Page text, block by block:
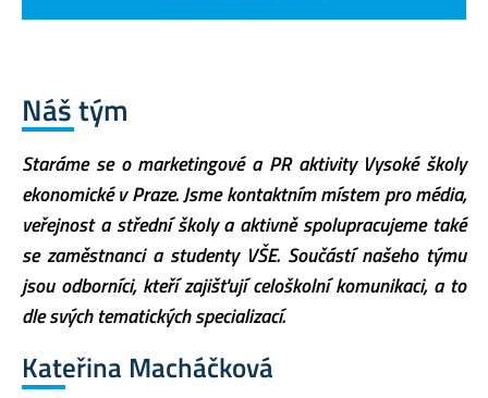
Náš tým
Staráme se o marketingové a PR aktivity Vysoké školy
ekonomické v Praze. Jsme kontaktním místem pro média,
veřejnosta střední školy a aktivně spolupracujeme také
se zaměstnanci a studenty VŠE. Součástí našeho týmu
jsou odborníci, kteřízajišťují celoškolní komunikaci, a to
dle svýchtematickýchspecializací.
Kateřina Macháčková